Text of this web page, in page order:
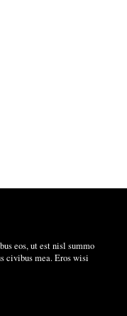
eos, ut est nisl summo
civibus mea. Eros wisi